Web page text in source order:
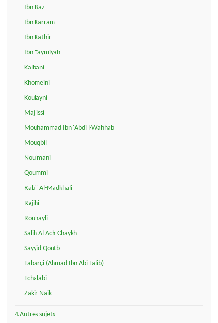
Ibn Baz
Ibn Karram
Ibn Kathir
Ibn Taymiyah
Kalbani
Khomeini
Koulayni
Majlissi
Mouhammad Ibn 'Abdi l-Wahhab
Mouqbil
Nou'mani
Qoummi
Rabi' Al-Madkhali
Rajihi
Rouhayli
Salih Al Ach-Chaykh
Sayyid Qoutb
Tabarçi (Ahmad Ibn Abi Talib)
Tchalabi
Zakir Naik
4.Autres sujets